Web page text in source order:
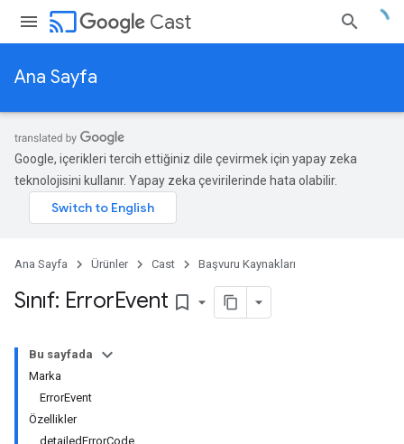
cast Cast
Ana Sayfa
Google, içerikleri tercih ettiğiniz dile çevirmek için yapay zeka
teknolojisini kullanır. Yapay zeka çevirilerinde hata olabilir.
Ana Sayfa Ürünler Cast Başvuru Kaynakları
Sınıf: ErrorEvent bookmark_border
Bu sayfada
Marka
ErrorEvent
Özellikler
detailedErrorCode